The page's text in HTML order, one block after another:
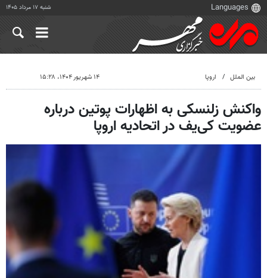
شنبه ۱۷ مرداد ۱۴۰۵
بین الملل اروپا ۱۴ شهریور ۱۴۰۴، ۱۵:۲۸
واکنش زلنسکی به اظهارات پوتین درباره
عضویت کی‌یف در اتحادیه اروپا